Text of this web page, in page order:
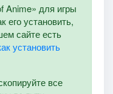
Anime» для игры
его установить,
сайте есть
установить
все